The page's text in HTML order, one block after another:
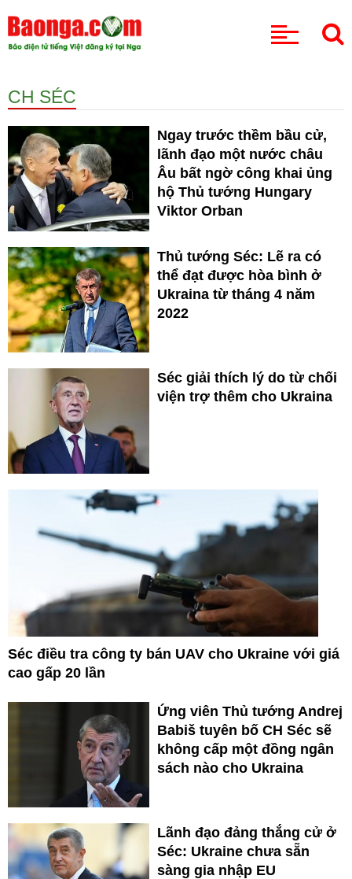
CH SÉC
Ngay trước thềm bầu cử,
lãnh đạo một nước châu
Âu bất ngờ công khai ủng
hộ Thủ tướng Hungary
Viktor Orban
Thủ tướng Séc: Lẽ ra có
thể đạt được hòa bình ở
Ukraina từ tháng 4 năm
2022
Séc giải thích lý do từ chối
viện trợ thêm cho Ukraina
Séc điều tra công ty bán UAV cho Ukraine với giá
cao gấp 20 lần
Ứng viên Thủ tướng Andrej
Babiš tuyên bố CH Séc sẽ
không cấp một đồng ngân
sách nào cho Ukraina
Lãnh đạo đảng thắng cử ở
Séc: Ukraine chưa sẵn
sàng gia nhập EU